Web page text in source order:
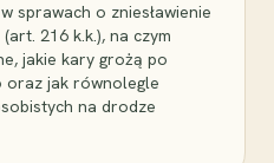
sprawach o zniesławienie
216 k.k.), na czym
jakie kary grożą po
oraz jak równolegle
na drodze